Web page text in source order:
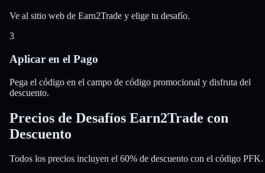
Ve al sitio web de Earn2Trade y elige tu desafío.
3
Aplicar en el Pago
Pega el código en el campo de código promocional y disfruta del
descuento.
Precios de Desafíos Earn2Trade con
Descuento
Todos los precios incluyen el 60% de descuento con el código PFK.